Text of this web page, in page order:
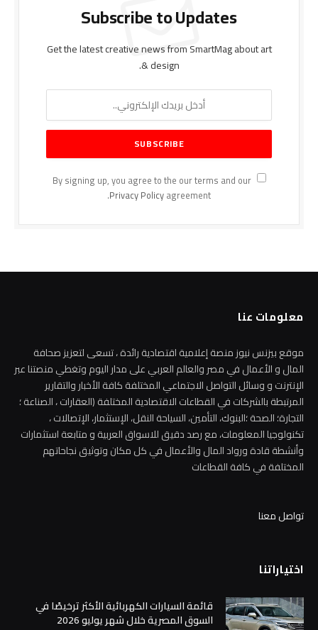
Subscribe to Updates
Get the latest creative news from SmartMag about art
& design.
By signing up, you agree to the our terms and our
Privacy Policyagreement.
معلومات عنا
موقع بيزنس نيوز منصة إعلامية اقتصادية رائدة ، تسعى لتعزيز صحافة
المال و الأعمال في مصر والعالم العربي على مدار اليوم وتغطي منصتنا عبر
الإنترنت و وسائل التواصل الاجتماعي المختلفة كافة الأخبار والتقارير
المرتبطة بالشركات في القطاعات الاقتصادية المختلفة (العقارات ، الصناعة ؛
التجارة؛ الصحة ؛البنوك، التأمين، السياحة النقل، الإستثمار، الإتصالات ،
تكنولوجيا المعلومات، مع رصد دقيق للاسواق العربية و متابعة استثمارات
وأنشطة قادة ورواد المال والأعمال في كل مكان وتوثيق نجاحاتهم
المختلفة في كافة القطاعات
تواصل معنا
اختياراتنا
قائمة السيارات الكهربائية الأكثر ترخيصًا في
السوق المصرية خلال شهر يوليو 2026